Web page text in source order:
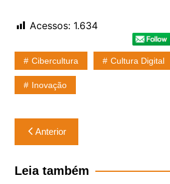
Acessos: 1.634
Cibercultura Cultura Digital
Inovação
Navegação
de
Post
Anterior
Leia também